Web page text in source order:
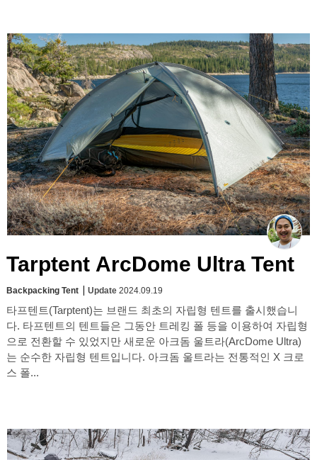
Tarptent ArcDome Ultra Tent
Backpacking Tent Update 2024.09.19
타프텐트(Tarptent)는 브랜드 최초의 자립형 텐트를 출시했습니
다. 타프텐트의 텐트들은 그동안 트레킹 폴 등을 이용하여 자립형
으로 전환할 수 있었지만 새로운 아크돔 울트라(ArcDome Ultra)
는 순수한 자립형 텐트입니다. 아크돔 울트라는 전통적인 X 크로
스 폴...